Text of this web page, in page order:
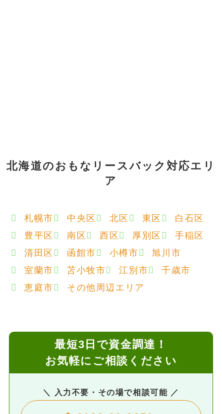
北海道のおもなリースバック対応エリ
ア
札幌市 中央区 北区 東区
白石区
豊平区
南区 西区 厚別区
手稲区
清田区
函館市 小樽市
旭川市
室蘭市
苫小牧市 江別市
千歳市
恵庭市
その他周辺エリア
最短3日で資金調達！
お気軽にご相談ください
＼ 入力不要・その場で相談可能 ／